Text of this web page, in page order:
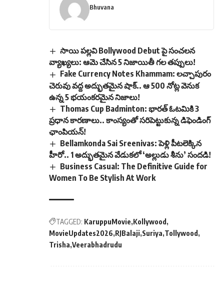
Bhuvana
సాయి పల్లవి Bollywood Debut పై సంచలన
వ్యాఖ్యలు: ఆమె చేసిన 5 నిజాయితీ గల తప్పులు!
Fake Currency Notes Khammam: లచ్చాపురం
చెరువు వద్ద అద్భుతమైన షాక్.. ఆ 500 నోట్ల వెనుక
ఉన్న 5 భయంకరమైన నిజాలు!
Thomas Cup Badminton: భారత్ ఓటమికి 3
ప్రధాన కారణాలు.. కాంస్యంతో సరిపెట్టుకున్న డిఫెండింగ్
ఛాంపియన్!
Bellamkonda Sai Sreenivas: పెళ్లి పీటలెక్కిన
హీరో.. 1 అద్భుతమైన వేడుకలో ‘అల్లుడు శీను’ సందడి!
Business Casual: The Definitive Guide for
Women To Be Stylish At Work
TAGGED: KaruppuMovie Kollywood
MovieUpdates2026 RJBalaji Suriya Tollywood
Trisha Veerabhadrudu